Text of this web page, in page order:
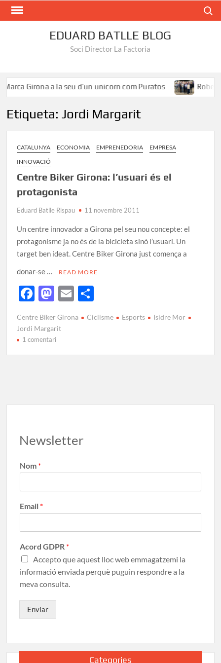
EDUARD BATLLE BLOG
Soci Director La Factoria
Marca Girona a la seu d’un unicorn com Puratos Roberto
Etiqueta:Jordi Margarit
CATALUNYA ECONOMIA EMPRENEDORIA
EMPRESA
INNOVACIÓ
Centre Biker Girona: l’usuari és el
protagonista
Eduard Batlle Rispau 11 novembre 2011
Un centre innovador a Girona pel seu nou concepte: el
protagonisme ja no és de la bicicleta sinó l’usuari. Un
target ben ideat. Centre Biker Girona just comença a
donar-se …
READ MORE
F
e
b
o
M
to
d
o
E
ail m
ar
Centre Biker Girona Ciclisme Esports
Isidre Mor
Jordi Margarit
1 comentari
Newsletter
Nom *
Email *
Acord GDPR *
Accepto que aquest lloc web emmagatzemi la
informació enviada perquè puguin respondre a la
meva consulta.
Enviar
Categories